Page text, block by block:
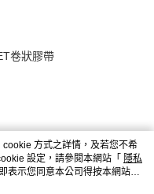
卷狀膠帶
方式之詳情，及若您不希
設定，請參閱本網站「 隱私
表示您同意本公司得按本網站使